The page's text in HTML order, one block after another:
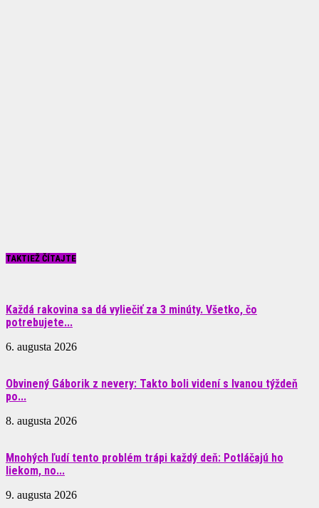
TAKTIEŽ ČÍTAJTE
Každá rakovina sa dá vyliečiť za 3 minúty. Všetko, čo
potrebujete...
6. augusta 2026
Obvinený Gáborik z nevery: Takto boli videní s Ivanou týždeň
po...
8. augusta 2026
Mnohých ľudí tento problém trápi každý deň: Potláčajú ho
liekom, no...
9. augusta 2026